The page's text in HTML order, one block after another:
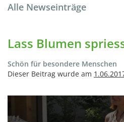
Alle Newseinträge
Lass Blumen
Schön für besondere Menschen
Dieser Beitrag wurde am